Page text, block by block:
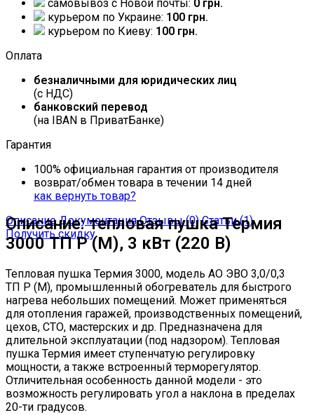
самовывоз c Новой почты: 0 грн.
курьером по Украине: 100 грн.
курьером по Киеву: 100 грн.
Оплата
безналичными для юридических лиц
(с НДС)
банковский перевод
(на IBAN в ПриватБанке)
Гарантия
100% официальная гарантия от производителя
возврат/обмен товара в течении 14 дней
как вернуть товар?
Описание Документация Отзывы (0) Статьи (1)
Получить скидку
Описание: тепловая пушка Термия
3000 ТП Р (М), 3 кВт (220 В)
Тепловая пушка Термия 3000, модель АО ЭВО 3,0/0,3
ТП Р (М), промышленный обогреватель для быстрого
нагрева небольших помещений. Может применяться
для отопления гаражей, производственных помещений,
цехов, СТО, мастерских и др. Предназначена для
длительной эксплуатации (под надзором). Тепловая
пушка Термия имеет ступенчатую регулировку
мощности, а также встроенный терморегулятор.
Отличительная особенность данной модели - это
возможность регулировать угол а наклона в пределах
20-ти градусов.